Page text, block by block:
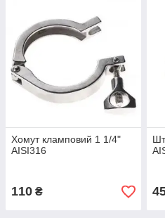
Хомут кламповий 1 1/4"
AISI316
110 ₴